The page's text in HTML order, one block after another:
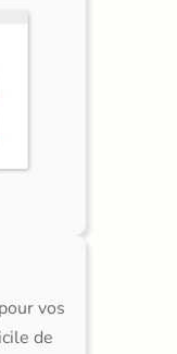
vos
de